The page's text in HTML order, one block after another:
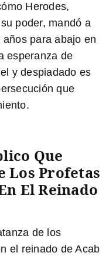
Herodes,
poder, mandó a
para abajo en
esperanza de
y despiadado es
que
Que
Los Profetas
El Reinado
de los
el reinado de Acab